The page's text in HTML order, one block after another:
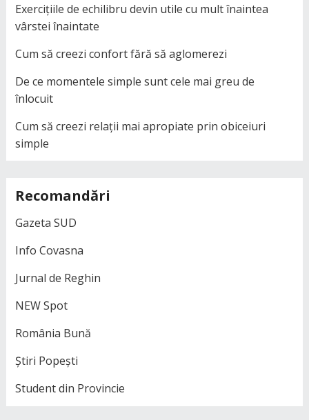
Exercițiile de echilibru devin utile cu mult înaintea
vârstei înaintate
Cum să creezi confort fără să aglomerezi
De ce momentele simple sunt cele mai greu de
înlocuit
Cum să creezi relații mai apropiate prin obiceiuri
simple
Recomandări
Gazeta SUD
Info Covasna
Jurnal de Reghin
NEW Spot
România Bună
Știri Popești
Student din Provincie